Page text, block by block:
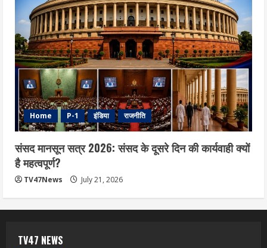
Home P-1 इंडिया राजनीति
संसद मानसून सत्र 2026: संसद के दूसरे दिन की कार्यवाही क्यों
है महत्वपूर्ण?
TV47News July 21, 2026
TV47 NEWS